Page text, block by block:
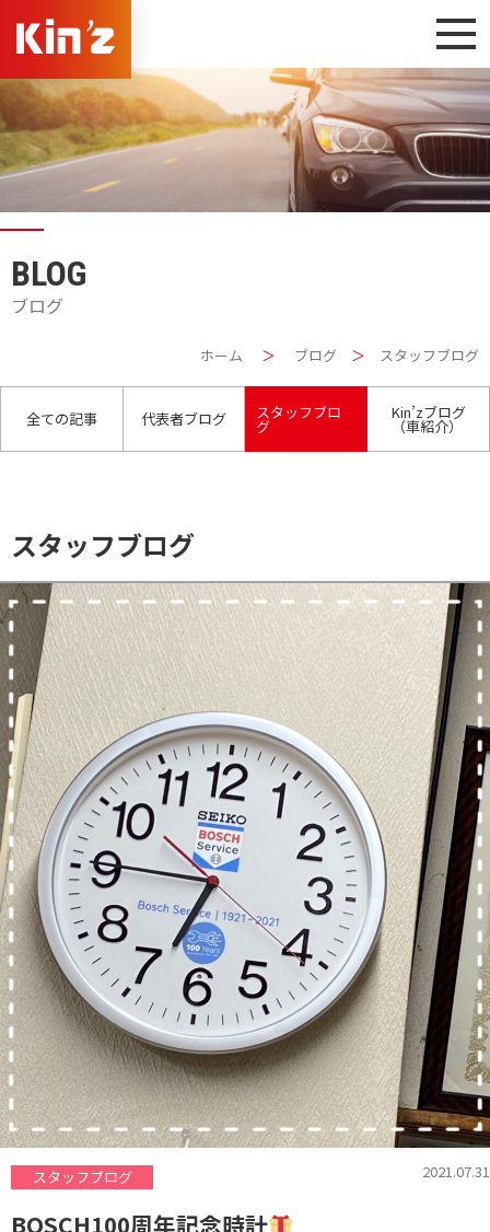
BLOG
ブログ
ホーム ＞ ブログ ＞ スタッフブログ
全ての記事 代表者ブログ スタッフブロ
グ
Kin’zブログ
（車紹介）
スタッフブログ
2021.07.31
スタッフブログ
BOSCH100周年記念時計